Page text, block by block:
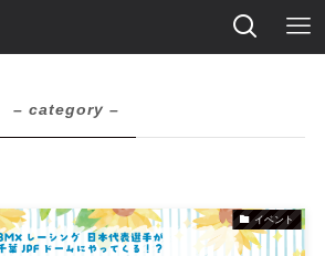
– category –
イベント